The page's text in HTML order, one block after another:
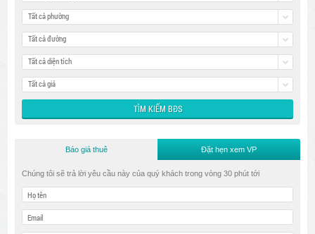
Tất cả phường
Tất cả đường
Tất cả diện tích
Tất cả giá
Báo giá thuê Đặt hẹn xem VP
Chúng tôi sẽ trả lời yêu cầu này của quý khách trong vòng 30 phút tới